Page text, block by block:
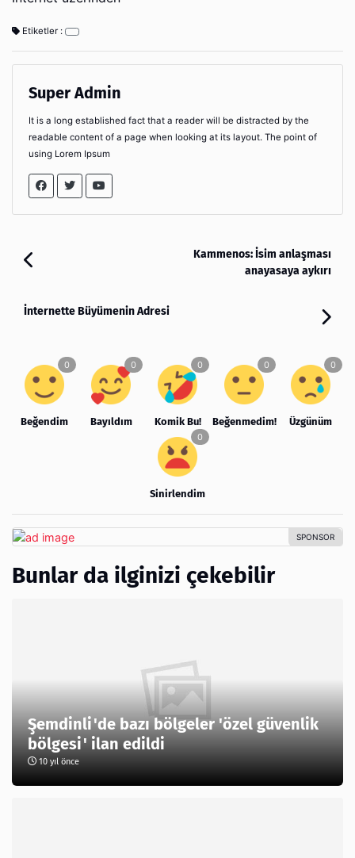
Etiketler :
Super Admin
It is a long established fact that a reader will be distracted by the
readable content of a page when looking at its layout. The point of
using Lorem Ipsum
Kammenos: İsim anlaşması
anayasaya aykırı
İnternette Büyümenin Adresi
Beğendim Bayıldım Komik Bu! Beğenmedim! Üzgünüm
Sinirlendim
Bunlar da ilginizi çekebilir
Şemdinli'de bazı bölgeler 'özel güvenlik
bölgesi' ilan edildi
10 yıl önce